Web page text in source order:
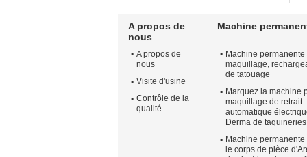
A propos de
nous
A propos de
nous
Visite d'usine
Contrôle de la
qualité
Machine
Machine
maquillage,
de tatouage
Marquez la machine
maquillage de retrait
automatique
Derma de taquineries
Machine
le corps de pièce